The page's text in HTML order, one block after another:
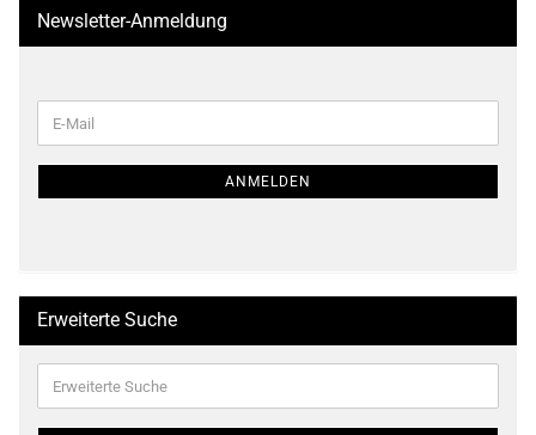
Newsletter-Anmeldung
ZUR
E-
Mail
ANMELDEN
Erweiterte Suche
Suche